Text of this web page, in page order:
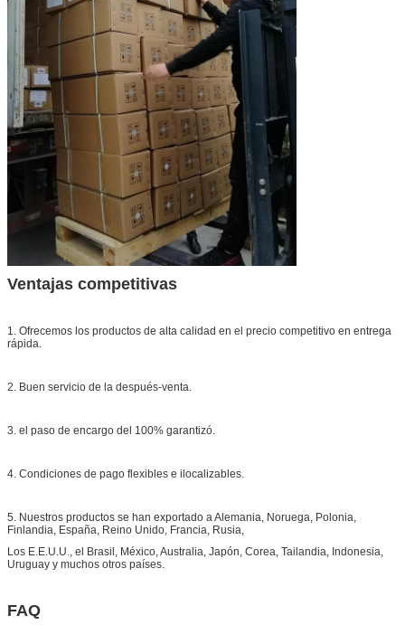
Ventajas competitivas
1. Ofrecemos los productos de alta calidad en el precio competitivo en entrega
rápida.
2. Buen servicio de la después-venta.
3. el paso de encargo del 100% garantizó.
4. Condiciones de pago flexibles e ilocalizables.
5. Nuestros productos se han exportado a Alemania, Noruega, Polonia,
Finlandia, España, Reino Unido, Francia, Rusia,
Los E.E.U.U., el Brasil, México, Australia, Japón, Corea, Tailandia, Indonesia,
Uruguay y muchos otros países.
FAQ